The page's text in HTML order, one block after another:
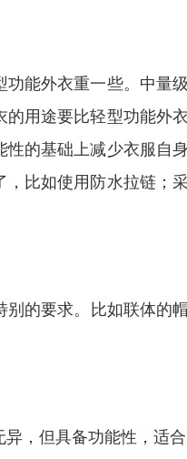
能外衣重一些。中
用途要比轻型功能外
的基础上减少衣服自
比如使用防水拉链；
别的要求。比如联体
，但具备功能性，适